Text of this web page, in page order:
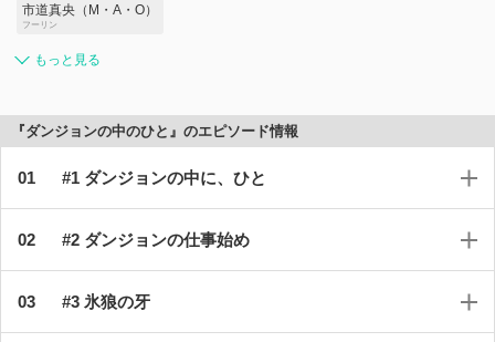
市道真央（M・A・O）
フーリン
もっと見る
『ダンジョンの中のひと』のエピソード情報
#1 ダンジョンの中に、ひと
#2 ダンジョンの仕事始め
#3 氷狼の牙